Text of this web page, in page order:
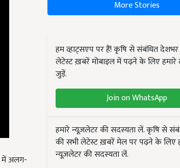
More Stories
हम व्हाट्सएप पर हैं! कृषि से संबंधित
लेटेस्ट ख़बरें मोबाइल में पढ़ने के लिए हमारे
जुड़ें.
Join on WhatsApp
हमारे न्यूज़लेटर की सदस्यता लें. कृषि से
की सभी लेटेस्ट ख़बरें मेल पर पढ़ने के लिए
न्यूज़लेटर की सदस्यता लें.